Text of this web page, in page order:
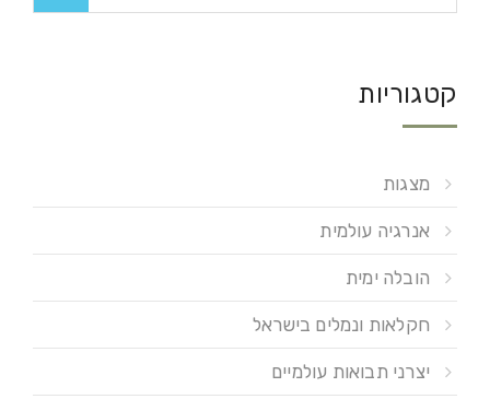
קטגוריות
מצגות
אנרגיה עולמית
הובלה ימית
חקלאות ונמלים בישראל
יצרני תבואות עולמיים